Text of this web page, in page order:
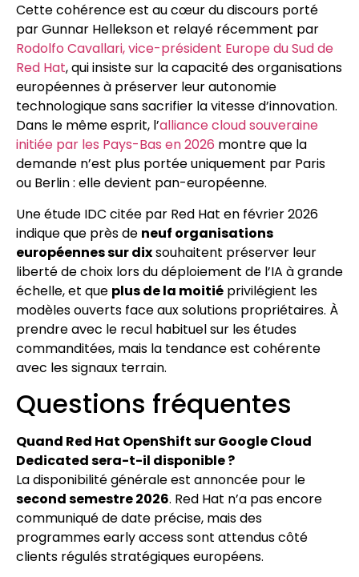
Cette cohérence est au cœur du discours porté
par Gunnar Hellekson et relayé récemment par
Rodolfo Cavallari, vice-président Europe du Sud de
Red Hat, qui insiste sur la capacité des organisations
européennes à préserver leur autonomie
technologique sans sacrifier la vitesse d’innovation.
Dans le même esprit, l’alliance cloud souveraine
initiée par les Pays-Bas en 2026 montre que la
demande n’est plus portée uniquement par Paris
ou Berlin : elle devient pan-européenne.
Une étude IDC citée par Red Hat en février 2026
indique que près de neuf organisations
européennes sur dixsouhaitent préserver leur
liberté de choix lors du déploiement de l’IA à grande
échelle, et que plus de la moitié privilégient les
modèles ouverts face aux solutions propriétaires. À
prendre avec le recul habituel sur les études
commanditées, mais la tendance est cohérente
avec les signaux terrain.
Questions fréquentes
Quand Red Hat OpenShift sur Google Cloud
Dedicated sera-t-il disponible ?
La disponibilité générale est annoncée pour le
second semestre 2026. Red Hat n’a pas encore
communiqué de date précise, mais des
programmes early access sont attendus côté
clients régulés stratégiques européens.